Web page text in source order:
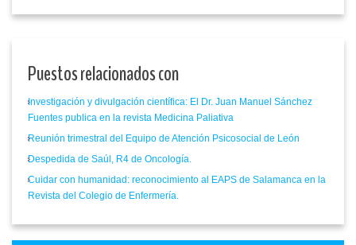
Puestos relacionados con
Investigación y divulgación científica: El Dr. Juan Manuel Sánchez
Fuentes publica en la revista Medicina Paliativa
Reunión trimestral del Equipo de Atención Psicosocial de León
Despedida de Saúl, R4 de Oncología.
Cuidar con humanidad: reconocimiento al EAPS de Salamanca en la
Revista del Colegio de Enfermería.